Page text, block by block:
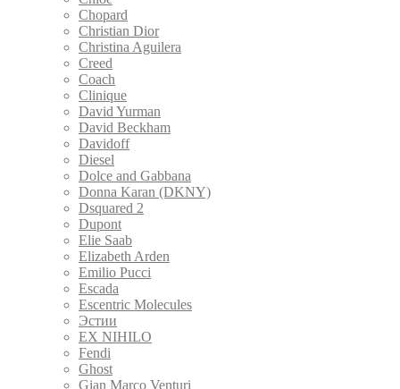
Chopard
Christian Dior
Christina Aguilera
Creed
Coach
Clinique
David Yurman
David Beckham
Davidoff
Diesel
Dolce and Gabbana
Donna Karan (DKNY)
Dsquared 2
Dupont
Elie Saab
Elizabeth Arden
Emilio Pucci
Escada
Escentric Molecules
Эстии
EX NIHILO
Fendi
Ghost
Gian Marco Venturi